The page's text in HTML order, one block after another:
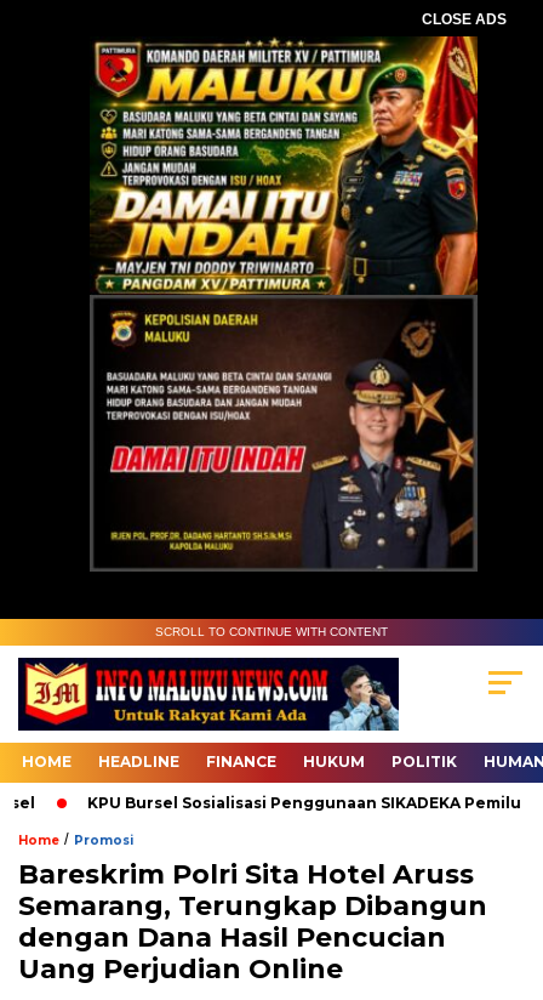
CLOSE ADS
SCROLL TO CONTINUE WITH CONTENT
HOME HEADLINE FINANCE HUKUM POLITIK
KPU Bursel Sosialisasi Penggunaan SIKADEKA Pemilu
Home / Promosi
Bareskrim Polri Sita Hotel Aruss
Semarang, Terungkap Dibangun
dengan Dana Hasil Pencucian
Uang Perjudian Online